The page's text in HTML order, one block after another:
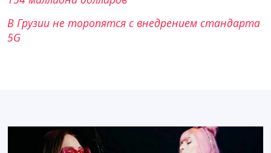
В Грузии не торопятся с внедрением стандарта
5G